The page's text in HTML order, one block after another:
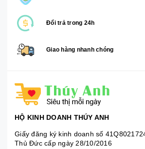
Đổi trả trong 24h
Giao hàng nhanh chóng
HỘ KINH DOANH THÚY ANH
Giấy đăng ký kinh doanh số
Thủ Đức cấp ngày 28/10/2016